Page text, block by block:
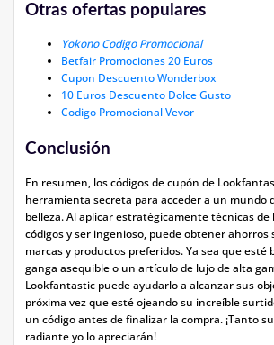
Otras ofertas populares
Yokono Codigo Promocional
Betfair Promociones 20 Euros
Cupon Descuento Wonderbox
10 Euros Descuento Dolce Gusto
Codigo Promocional Vevor
Conclusión
En resumen, los códigos de cupón de
herramienta secreta para acceder a un mundo
belleza. Al aplicar estratégicamente técnicas de
códigos y ser ingenioso, puede obtener ahorros
marcas y productos preferidos. Ya sea que esté
ganga asequible o un artículo de lujo de alta
Lookfantastic puede ayudarlo a alcanzar sus
próxima vez que esté ojeando su increíble
un código antes de finalizar la compra. ¡Tanto
radiante yo lo apreciarán!